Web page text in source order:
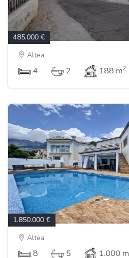
485.000 €
Altea
4 2 188 m2
1.850.000 €
Altea
8 5 1.000 m